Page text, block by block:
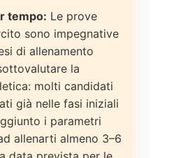
tempo: Le prove
sono impegnative
di allenamento
la
molti candidati
già nelle fasi iniziali
i parametri
allenarti almeno 3–6